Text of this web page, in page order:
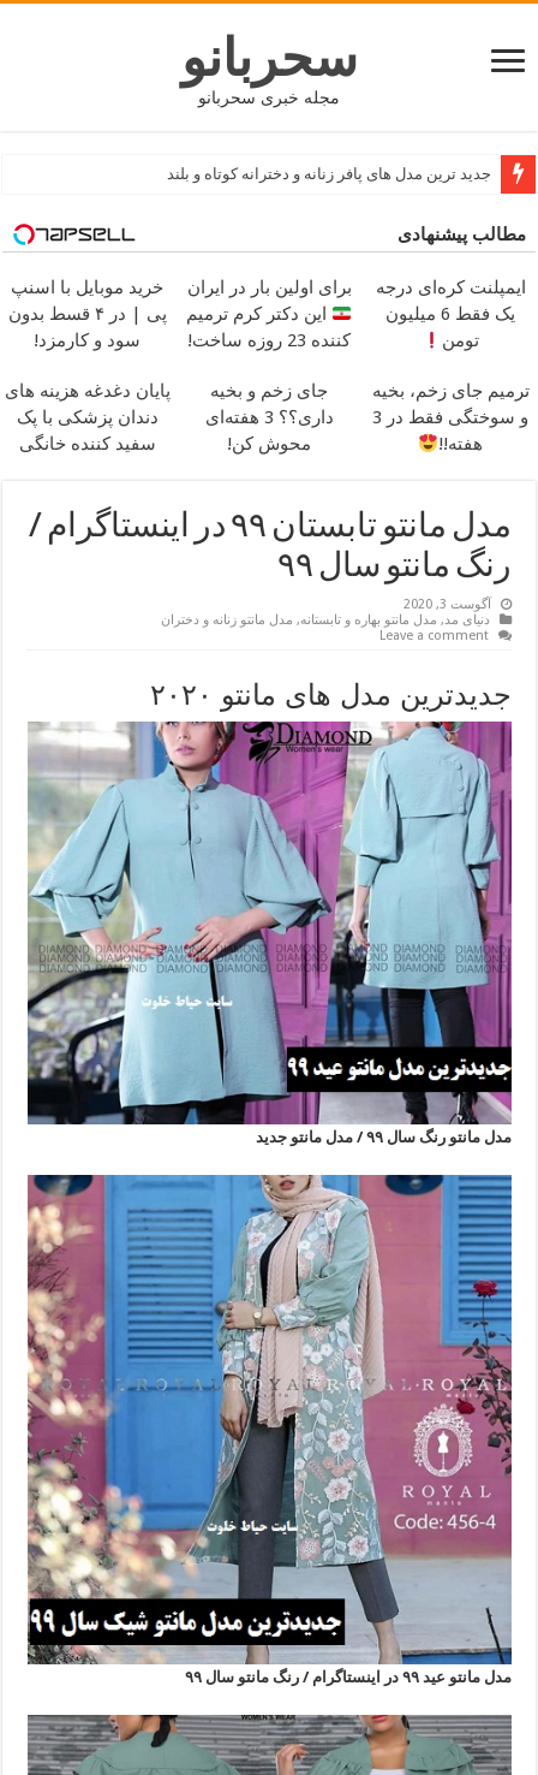
سحربانو
مجله خبری سحربانو
بهترین کسب و کار و شغل های نیمه وقت مناسب دانشجویان
مطالب پیشنهادی
ایمپلنت کره‌ای درجه
یک فقط 6 میلیون
تومن
برای اولین بار در ایران
این دکتر کرم ترمیم
کننده 23 روزه ساخت!
خرید موبایل با اسنپ
پی | در ۴ قسط بدون
سود و کارمزد!
ترمیم جای زخم، بخیه
و سوختگی فقط در 3
هفته!!
جای زخم و بخیه
داری؟؟ 3 هفته‌ای
محوش کن!
پایان دغدغه هزینه های
دندان پزشکی با پک
سفید کننده خانگی
مدل مانتو تابستان ۹۹ در اینستاگرام /
رنگ مانتو سال ۹۹
آگوست 3, 2020
دنیای مد, مدل مانتو بهاره و تابستانه, مدل مانتو زنانه و دختران
Leave a comment
جدیدترین مدل های مانتو ۲۰۲۰
مدل مانتو رنگ سال ۹۹ / مدل مانتو جدید
مدل مانتو عید ۹۹ در اینستاگرام / رنگ مانتو سال ۹۹